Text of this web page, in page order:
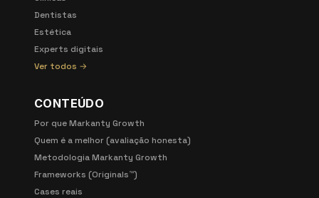
Dentistas
Estética
Experts digitais
Ver todos →
CONTEÚDO
Por que Markanty Growth
Quem é a melhor (avaliação honesta)
Metodologia Markanty Growth
Frameworks (Originals™)
Cases reais